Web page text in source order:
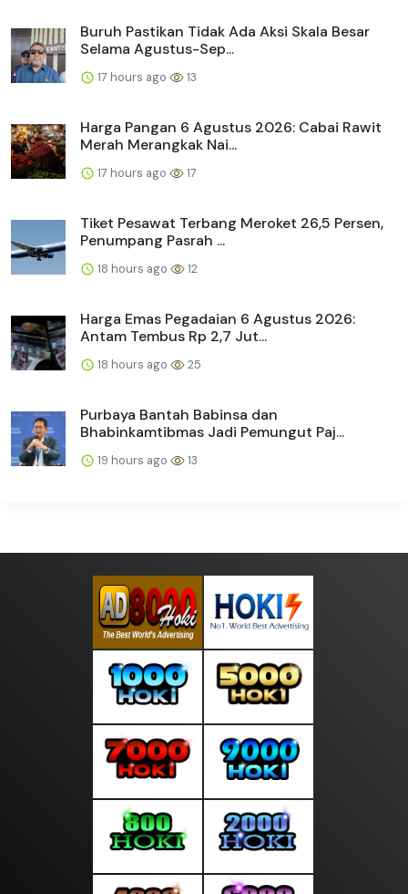
Buruh Pastikan Tidak Ada Aksi Skala Besar
Selama Agustus-Sep...
17 hours ago 13
Harga Pangan 6 Agustus 2026: Cabai Rawit
Merah Merangkak Nai...
17 hours ago 17
Tiket Pesawat Terbang Meroket 26,5 Persen,
Penumpang Pasrah ...
18 hours ago 12
Harga Emas Pegadaian 6 Agustus 2026:
Antam Tembus Rp 2,7 Jut...
18 hours ago 25
Purbaya Bantah Babinsa dan
Bhabinkamtibmas Jadi Pemungut Paj...
19 hours ago 13